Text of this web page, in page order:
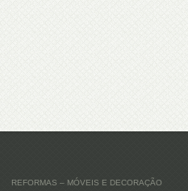
REFORMAS – MÓVEIS E DECORAÇÃO